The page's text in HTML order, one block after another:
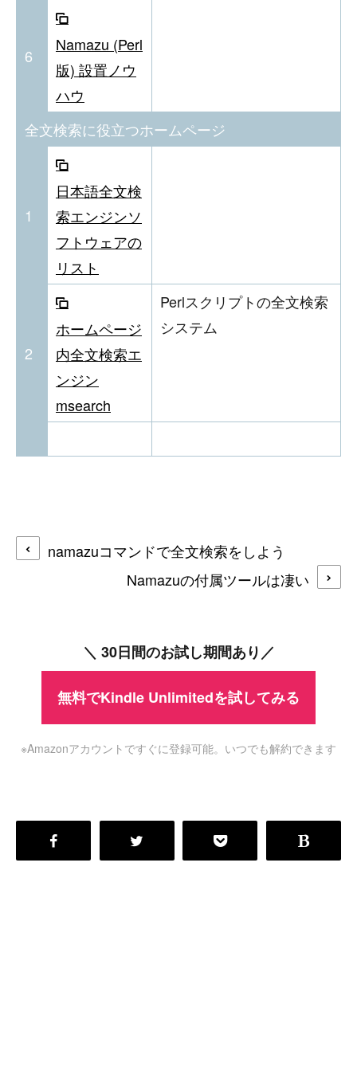
6
Namazu (Perl
版) 設置ノウ
ハウ
全文検索に役立つホームページ
1
日本語全文検
索エンジンソ
フトウェアの
リスト
2
ホームページ
内全文検索エ
ンジン
msearch
Perlスクリプトの全文検索
システム
namazuコマンドで全文検索をしよう
Namazuの付属ツールは凄い
＼ 30日間のお試し期間あり／
無料でKindle Unlimitedを試してみる
※Amazonアカウントですぐに登録可能。いつでも解約できます